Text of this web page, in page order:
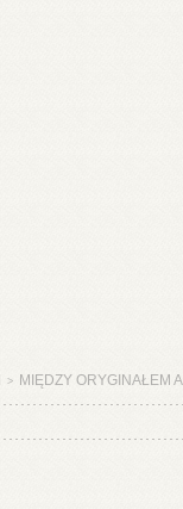
>
MIĘDZY ORYGINAŁEM A